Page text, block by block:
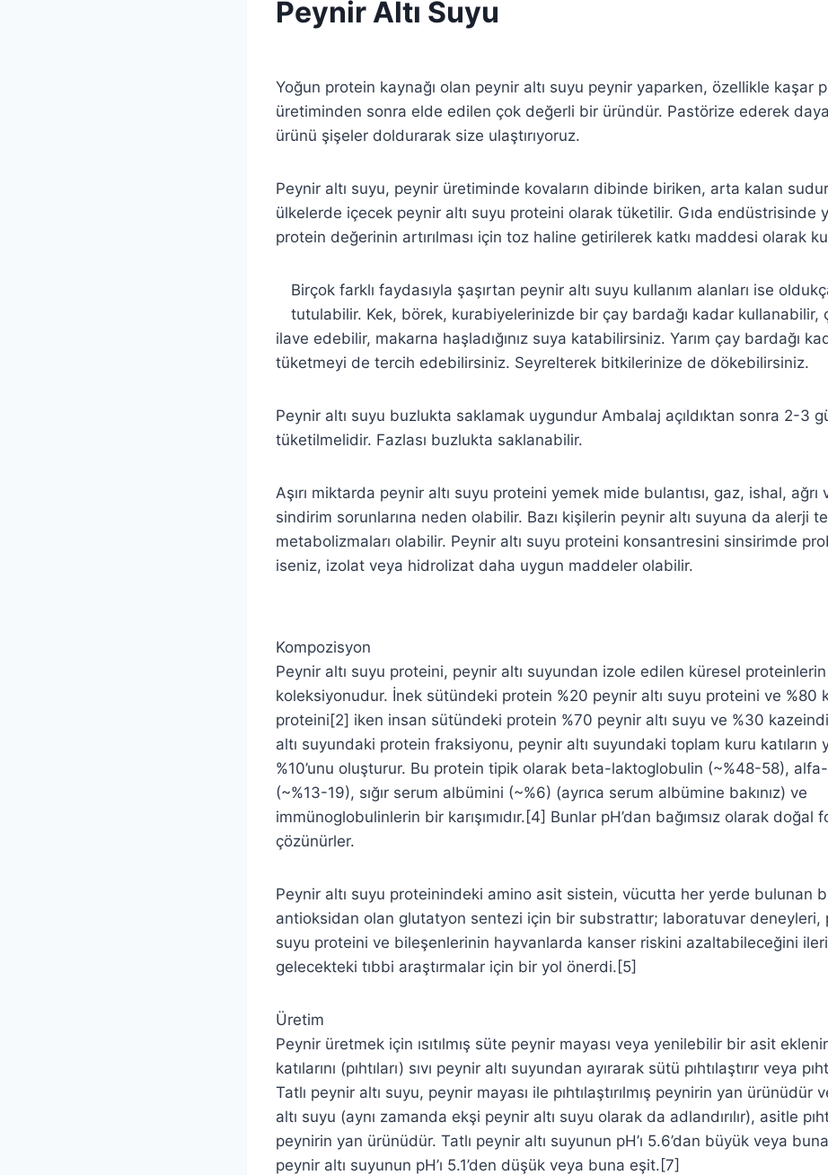
Peynir Altı Suyu
Yoğun protein kaynağı olan peynir altı suyu peynir yaparken, özellikle kaşar
üretiminden sonra elde edilen çok değerli bir üründür. Pastörize ederek
ürünü şişeler doldurarak size ulaştırıyoruz.
Peynir altı suyu, peynir üretiminde kovaların dibinde biriken, arta kalan
ülkelerde içecek peynir altı suyu proteini olarak tüketilir. Gıda endüstrisinde
protein değerinin artırılması için toz haline getirilerek katkı maddesi olarak
Birçok farklı faydasıyla şaşırtan peynir altı suyu kullanım alanları ise
tutulabilir. Kek, börek, kurabiyelerinizde bir çay bardağı kadar kullanabilir,
ilave edebilir, makarna haşladığınız suya katabilirsiniz. Yarım çay bardağı
tüketmeyi de tercih edebilirsiniz. Seyrelterek bitkilerinize de dökebilirsiniz.
Peynir altı suyu buzlukta saklamak uygundur Ambalaj açıldıktan sonra 2-3
tüketilmelidir. Fazlası buzlukta saklanabilir.
Aşırı miktarda peynir altı suyu proteini yemek mide bulantısı, gaz, ishal, ağrı
sindirim sorunlarına neden olabilir. Bazı kişilerin peynir altı suyuna da alerji
metabolizmaları olabilir. Peynir altı suyu proteini konsantresini sinsirimde
iseniz, izolat veya hidrolizat daha uygun maddeler olabilir.
Kompozisyon
Peynir altı suyu proteini, peynir altı suyundan izole edilen küresel proteinlerin
koleksiyonudur. İnek sütündeki protein %20 peynir altı suyu proteini ve %80
proteini[2] iken insan sütündeki protein %70 peynir altı suyu ve %30
altı suyundaki protein fraksiyonu, peynir altı suyundaki toplam kuru katıların
%10’unu oluşturur. Bu protein tipik olarak beta-laktoglobulin (~%48-58),
(~%13-19), sığır serum albümini (~%6) (ayrıca serum albümine bakınız) ve
immünoglobulinlerin bir karışımıdır.[4] Bunlar pH’dan bağımsız olarak doğal
çözünürler.
Peynir altı suyu proteinindeki amino asit sistein, vücutta her yerde bulunan
antioksidan olan glutatyon sentezi için bir substrattır; laboratuvar deneyleri,
suyu proteini ve bileşenlerinin hayvanlarda kanser riskini azaltabileceğini
gelecekteki tıbbi araştırmalar için bir yol önerdi.[5]
Üretim
Peynir üretmek için ısıtılmış süte peynir mayası veya yenilebilir bir asit
katılarını (pıhtıları) sıvı peynir altı suyundan ayırarak sütü pıhtılaştırır veya
Tatlı peynir altı suyu, peynir mayası ile pıhtılaştırılmış peynirin yan ürünüdür
altı suyu (aynı zamanda ekşi peynir altı suyu olarak da adlandırılır), asitle
peynirin yan ürünüdür. Tatlı peynir altı suyunun pH’ı 5.6’dan büyük veya
peynir altı suyunun pH’ı 5.1’den düşük veya buna eşit.[7]